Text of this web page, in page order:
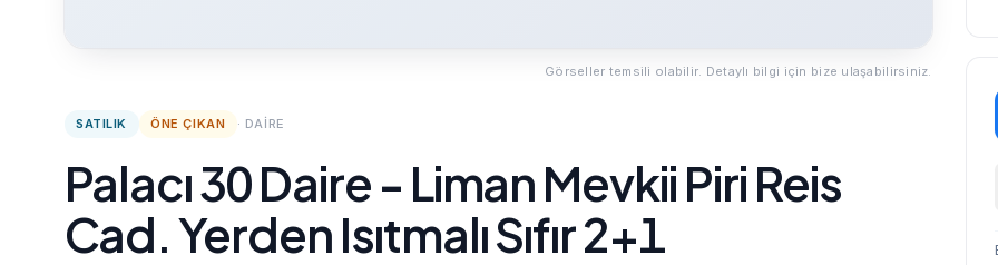
Görseller temsili olabilir. Detaylı bilgi için bize ulaşabilirsiniz.
SATILIK ÖNE ÇIKAN · DAIRE
Palacı 30 Daire - Liman Mevkii Piri Reis
Cad. Yerden Isıtmalı Sıfır 2+1